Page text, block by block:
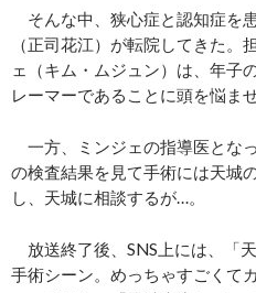
そんな中、狭心症と認知症を
（正司花江）が転院してきた。
ェ（キム・ムジュン）は、年子
レーマーであることに頭を悩ま
一方、ミンジェの指導医とな
の検査結果を見て手術には天城
し、天城に相談するが…。
放送終了後、SNS上には、「
手術シーン。めっちゃすごくて